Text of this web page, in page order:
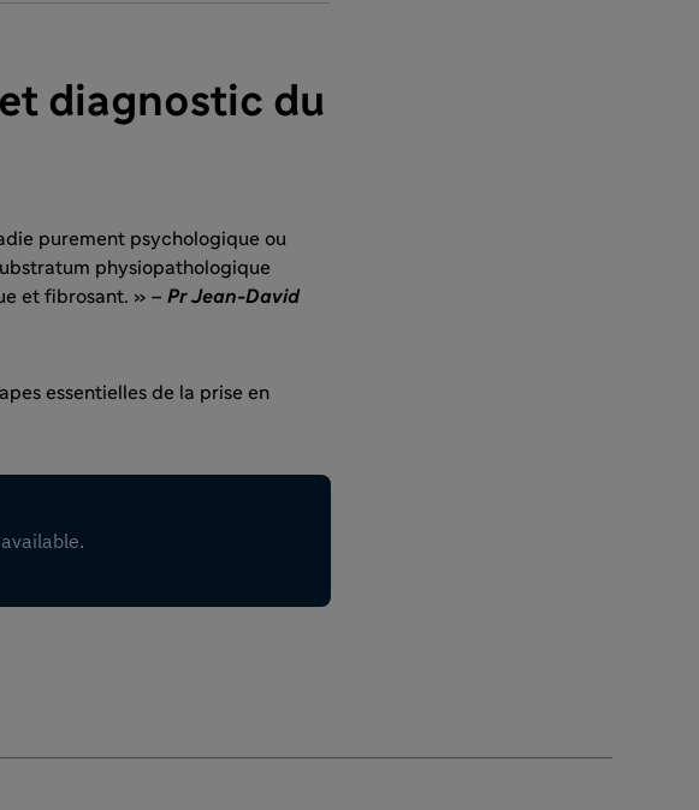
diagnostic du
purement psychologique ou
physiopathologique
et fibrosant. » – Pr Jean-David
essentielles de la prise en